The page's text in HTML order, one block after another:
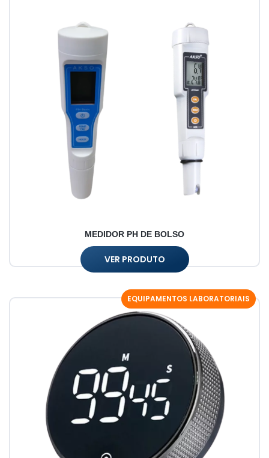
MEDIDOR PH DE BOLSO
VER PRODUTO
EQUIPAMENTOS LABORATORIAIS